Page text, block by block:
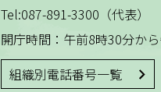
Tel:087-891-3300（代表）
開庁時間：午前8時30分か
組織別電話番号一覧